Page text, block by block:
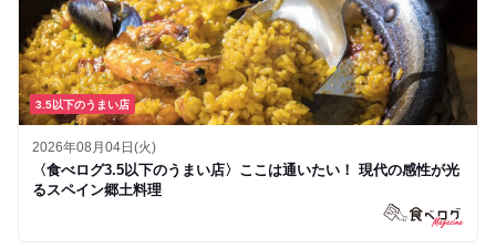
3.5以下のうまい店
2026年08月04日(火)
〈食べログ3.5以下のうまい店〉ここは通いたい！ 現代の感性が光
るスペイン郷土料理